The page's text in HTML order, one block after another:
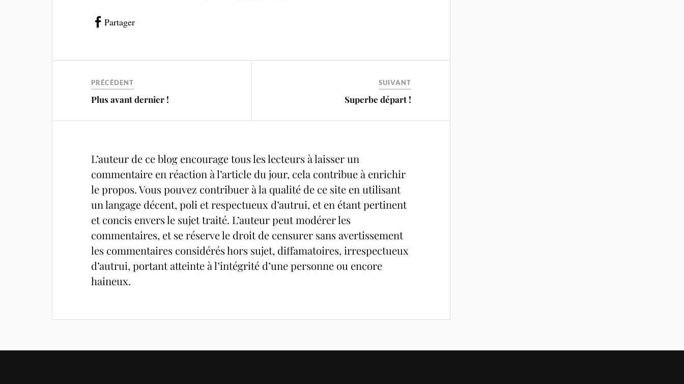
Partager
PRÉCÉDENT
Plus avant dernier !
SUIVANT
Superbe départ !
L’auteur de ce blog encourage tous les lecteurs à laisser un
commentaire en réaction à l’article du jour, cela contribue à enrichir
le propos. Vous pouvez contribuer à la qualité de ce site en utilisant
un langage décent, poli et respectueux d’autrui, et en étant pertinent
et concis envers le sujet traité. L’auteur peut modérer les
commentaires, et se réserve le droit de censurer sans avertissement
les commentaires considérés hors sujet, diffamatoires, irrespectueux
d’autrui, portant atteinte à l’intégrité d’une personne ou encore
haineux.